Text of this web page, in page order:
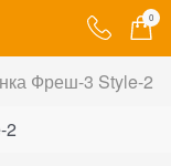
0
Фреш-3 Style-2
2